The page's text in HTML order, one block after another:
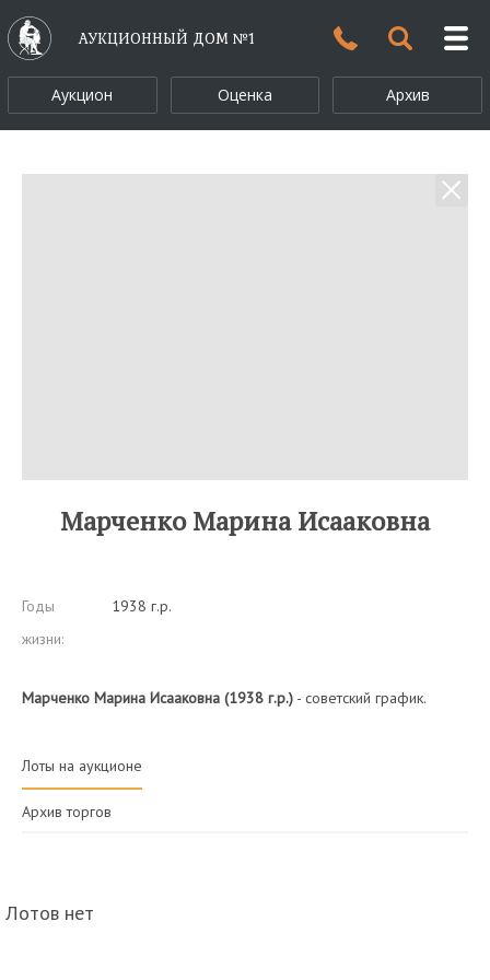
АУКЦИОННЫЙ ДОМ №1
Аукцион Оценка Архив
Марченко Марина Исааковна
Годы
жизни:
1938 г.р.
Марченко Марина Исааковна (1938 г.р.) - советский график.
Лоты на аукционе
Архив торгов
Лотов нет